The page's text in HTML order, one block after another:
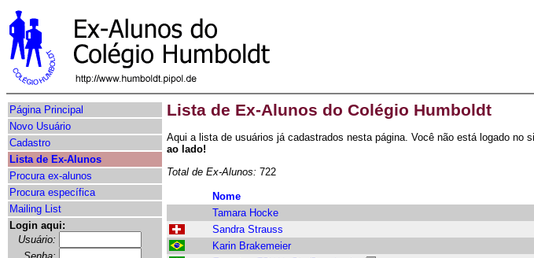
Página Principal
Novo Usuário
Cadastro
Lista de Ex-Alunos
Procura ex-alunos
Procura específica
Mailing List
Login aqui:
Usuário:
Lista de Ex-Alunos do Colégio Humboldt
Aqui a lista de usuários já cadastrados nesta página. Você não está logado no
ao lado!
Total de Ex-Alunos: 722
Nome
Tamara Hocke
Sandra Strauss
Karin Brakemeier